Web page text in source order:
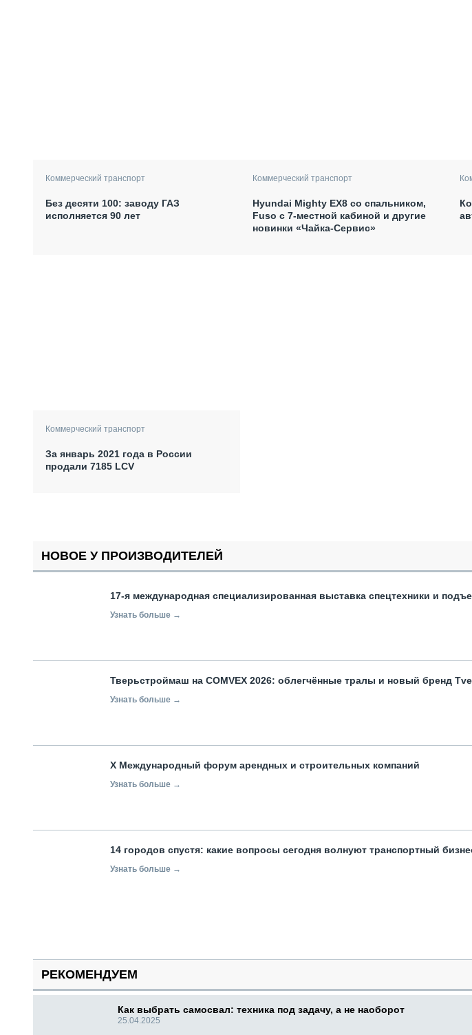
Коммерческий транспорт
Без десяти 100: заводу ГАЗ
исполняется 90 лет
Коммерческий транспорт
Hyundai Mighty EX8 со спальником,
Fuso с 7-местной кабиной и другие
новинки «Чайка-Сервис»
Коммерческий транспорт
За январь 2021 года в России
продали 7185 LCV
НОВОЕ У ПРОИЗВОДИТЕЛЕЙ
17-я международная специализированная выставка спецтехники и
Узнать больше →
Тверьстроймаш на COMVEX 2026: облегчённые тралы и новый бренд
Узнать больше →
X Международный форум арендных и строительных компаний
Узнать больше →
14 городов спустя: какие вопросы сегодня волнуют транспортный
Узнать больше →
РЕКОМЕНДУЕМ
Как выбрать самосвал: техника под задачу, а не наоборот
25.04.2025